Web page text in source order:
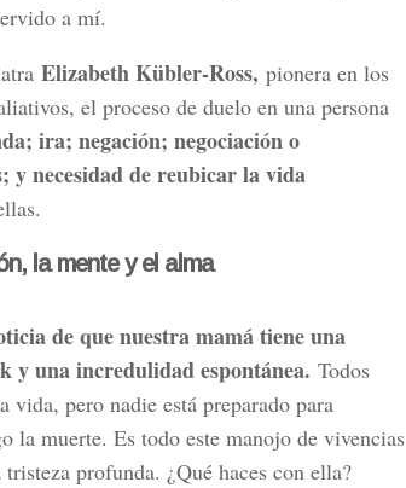
a mí.
Elizabeth Kübler-Ross, pionera en los
el proceso de duelo en una persona
ira; negación; negociación o
y necesidad de reubicar la vida
la mente y el alma
de que nuestra mamá tiene una
y una incredulidad espontánea. Todos
vida, pero nadie está preparado para
la muerte. Es todo este manojo de vivencias
profunda. ¿Qué haces con ella?